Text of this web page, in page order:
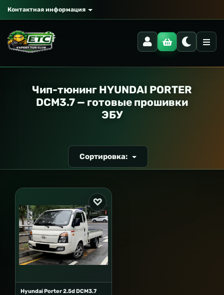
Контактная информация
Чип-тюнинг HYUNDAI PORTER
DCM3.7 — готовые прошивки
ЭБУ
Сортировка:
Hyundai Porter 2.5d DCM3.7